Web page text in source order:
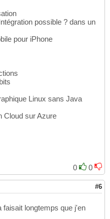
possible ? dans un
pour iPhone
Linux sans Java
Cloud sur Azure
0
0
#6
faisait longtemps que j'en